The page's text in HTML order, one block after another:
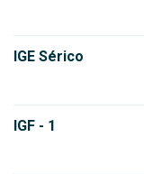
IGE Sérico
IGF - 1